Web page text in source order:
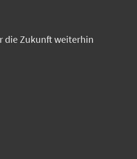
die Zukunft weiterhin